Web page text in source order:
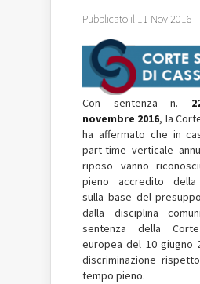
Pubblicato il 11 Nov 2016
Con sentenza n.
novembre 2016, la
ha affermato che in
part-time verticale
riposo vanno
pieno accredito della
sulla base del
dalla disciplina
sentenza della
europea del 10 giugno
discriminazione
tempo pieno.